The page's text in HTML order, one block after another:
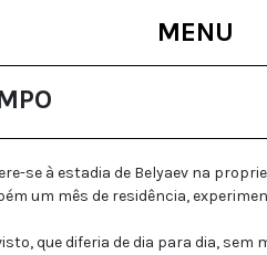
MENU
se à estadia de Belyaev na
um mês de residência,
que diferia de dia para dia, sem